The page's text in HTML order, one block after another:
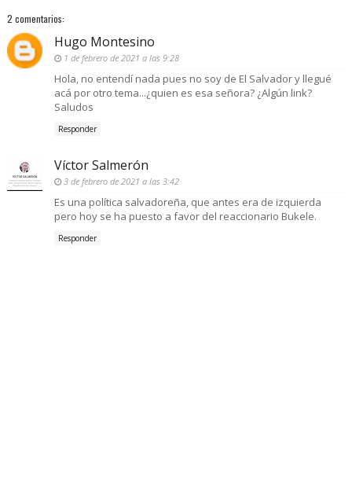
2 comentarios:
Hugo Montesino
1 de febrero de 2021 a las 9:28
Hola, no entendí nada pues no soy de El Salvador y llegué
acá por otro tema...¿quien es esa señora? ¿Algún link?
Saludos
Responder
Víctor Salmerón
3 de febrero de 2021 a las 3:42
Es una política salvadoreña, que antes era de izquierda
pero hoy se ha puesto a favor del reaccionario Bukele.
Responder